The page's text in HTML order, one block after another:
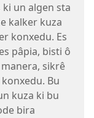
ki un algen sta
kalker kuza
konxedu. Es
pâpia, bisti ô
sikrê
Bu
kuza ki bu
bira